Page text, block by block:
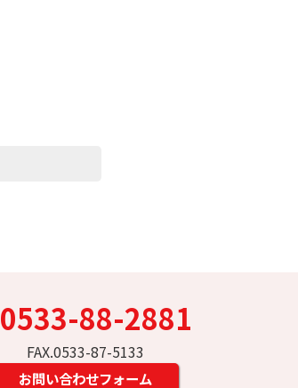
0533-88-2881
FAX.0533-87-5133
お問い合わせフォーム